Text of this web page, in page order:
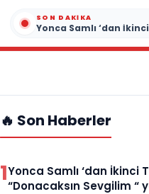
SON DAKIKA
🔥 Son Haberler
1Yonca Samlı ‘dan İkinci
“Donacaksın Sevgilim “